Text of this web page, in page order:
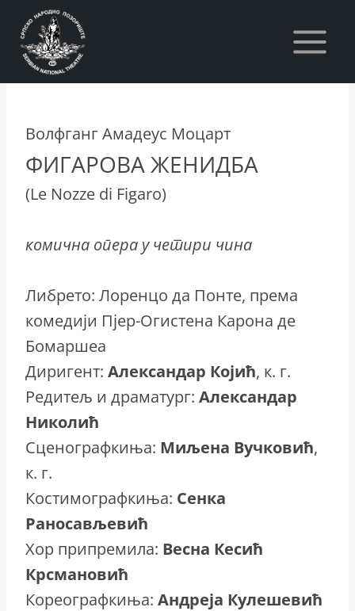
content
Волфганг Амадеус Моцарт
ФИГАРОВА ЖЕНИДБА
(Le Nozze di Figaro)
комична опера у четири чина
Либрето: Лоренцо да Понте, према
комедији Пјер-Огистена Карона де
Бомаршеа
Диригент: Александар Којић, к. г.
Редитељ и драматург: Александар
Николић
Сценографкиња: Миљена Вучковић,
к. г.
Костимографкиња: Сенка
Раносављевић
Хор припремила: Весна Кесић
Крсмановић
Кореографкиња: Андреја Кулешевић